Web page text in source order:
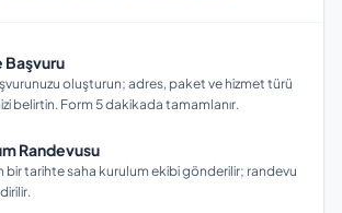
Başvuru
oluşturun; adres, paket ve hizmet türü
belirtin. Form 5 dakikada tamamlanır.
Randevusu
bir tarihte saha kurulum ekibi gönderilir; randevu